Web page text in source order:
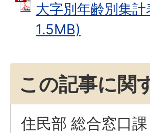
大字別年齢別集
1.5MB)
この記事に関
住民部 総合窓口